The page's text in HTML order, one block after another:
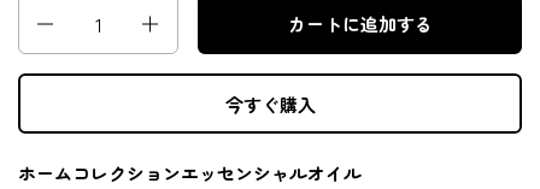
カートに追加する
今すぐ購入
ホームコレクションエッセンシャルオイル